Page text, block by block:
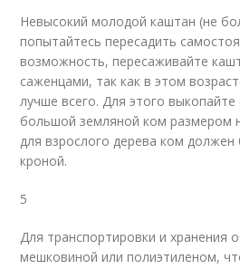
Невысокий молодой каштан (не
попытайтесь пересадить
возможность, пересаживайте
саженцами, так как в этом
лучше всего. Для этого
большой земляной ком размером
для взрослого дерева ком
кроной.
5
Для транспортировки и хранения
мешковиной или полиэтиленом,